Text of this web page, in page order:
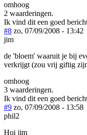
omhoog
2 waarderingen.
Ik vind dit een goed
#8 zo, 07/09/2008 - 13:42
jim
de 'bloem' waaruit je bij
verkrijgt (zou vrij giftig
omhoog
3 waarderingen.
Ik vind dit een goed
#9 zo, 07/09/2008 - 13:58
phil2
Hoi jim